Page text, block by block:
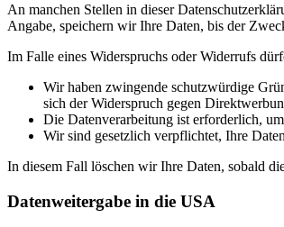
An manchen Stellen in dieser
Angabe, speichern wir Ihre Daten, bis der
Im Falle eines Widerspruchs oder Widerrufs
Wir haben zwingende schutzwürdige
sich der Widerspruch gegen
Die Datenverarbeitung ist erforderlich,
Wir sind gesetzlich verpflichtet, Ihre
In diesem Fall löschen wir Ihre Daten, sobald
Datenweitergabe in die USA